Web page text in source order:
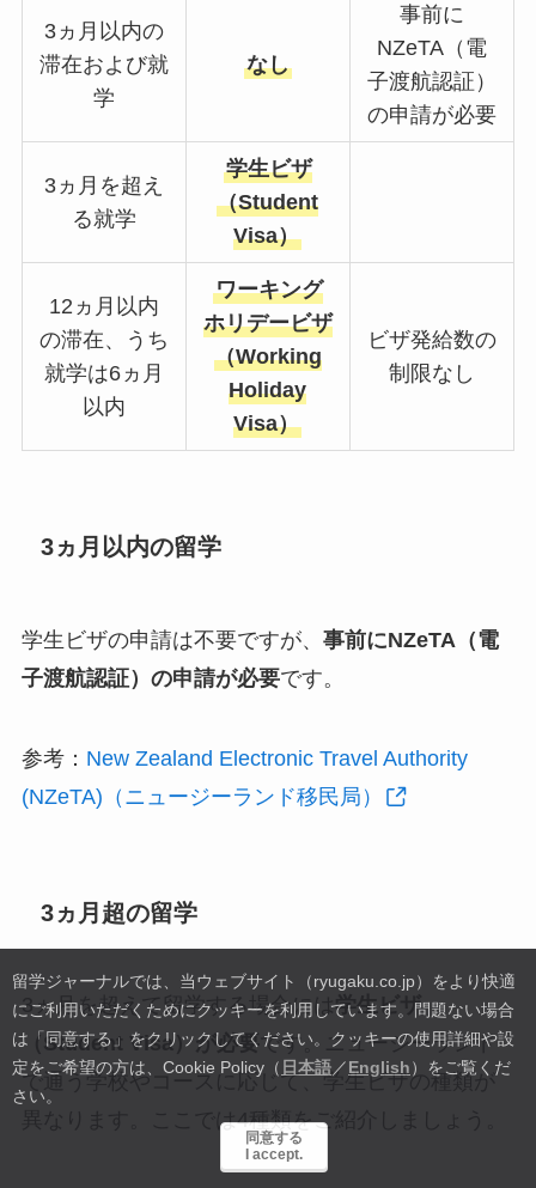
留学ジャーナルでは、当ウェブサイト（ryugaku.co.jp）をより快適
にご利用いただくためにクッキーを利用しています。
問題ない場合
は「同意する」をクリックしてください。クッキーの使用詳細や設
定をご希望の方は、Cookie Policy（ 日本語／English）をご覧くだ
さい。
同意する
I accept.
3ヵ月以内の
滞在および就
学
なし
事前に
NZeTA（電
子渡航認証）
の申請が必要
3ヵ月を超え
る就学
学生ビザ
（Student
Visa）
12ヵ月以内
の滞在、うち
就学は6ヵ月
以内
ワーキング
ホリデービザ
（Working
Holiday
Visa）
ビザ発給数の
制限なし
3ヵ月以内の留学
学生ビザの申請は不要ですが、 事前にNZeTA（電
子渡航認証）の申請が必要です。
参考： New Zealand Electronic Travel Authority
(NZeTA)（ニュージーランド移民局）
3ヵ月超の留学
3ヵ月を超えて留学する場合には学生ビザ
（Student Visa）が必要 です。ニュージーランド
で通う学校やコースに応じて、学生ビザの種類が
異なります。ここでは4種類をご紹介しましょう。